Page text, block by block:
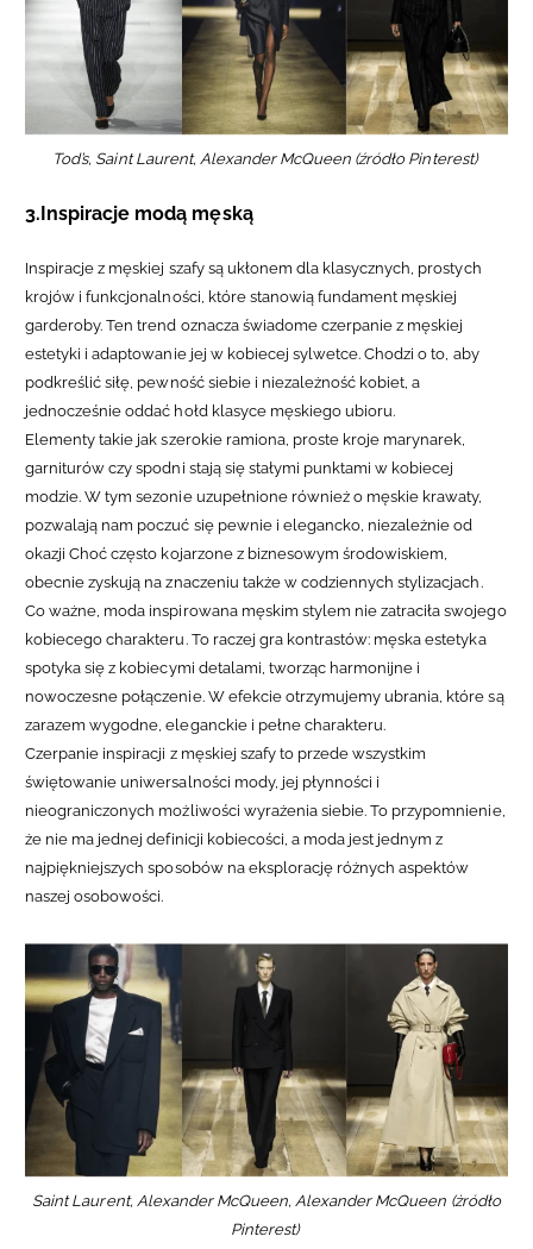
Tod’s, Saint Laurent, Alexander McQueen (źródło Pinterest)
3.Inspiracje modą męską
Inspiracje z męskiej szafy są ukłonem dla klasycznych, prostych
krojów i funkcjonalności, które stanowią fundament męskiej
garderoby.Ten trend oznacza świadome czerpanie z męskiej
estetyki i adaptowanie jej w kobiecej sylwetce. Chodzi o to, aby
podkreślić siłę, pewność siebie i niezależność kobiet, a
jednocześnie oddać hołd klasyce męskiego ubioru.
Elementy takie jak szerokie ramiona, proste kroje marynarek,
garniturów czy spodni stają się stałymi punktami w kobiecej
modzie. W tym sezonie uzupełnione również o męskie krawaty,
pozwalają nam poczuć się pewnie i elegancko, niezależnie od
okazji Choć często kojarzone z biznesowym środowiskiem,
obecnie zyskują na znaczeniu także w codziennych stylizacjach.
Co ważne, moda inspirowana męskim stylem nie zatraciła swojego
kobiecego charakteru. To raczej gra kontrastów: męska estetyka
spotyka się z kobiecymi detalami, tworząc harmonijne i
nowoczesne połączenie. W efekcie otrzymujemy ubrania, które są
zarazem wygodne, eleganckie i pełne charakteru.
Czerpanie inspiracji z męskiej szafy to przede wszystkim
świętowanie uniwersalności mody, jej płynności i
nieograniczonych możliwości wyrażenia siebie. To przypomnienie,
że nie ma jednej definicji kobiecości, a moda jest jednym z
najpiękniejszych sposobów na eksplorację różnych aspektów
naszej osobowości.
Saint Laurent, Alexander McQueen, Alexander McQueen (żródło
Pinterest)